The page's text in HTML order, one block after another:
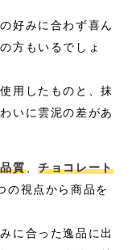
好みに合わず喜ん
方もいるでしょ
用したものと、抹
いに雲泥の差があ
質、チョコレート
の視点から商品を
に合った逸品に出